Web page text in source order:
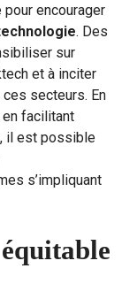
encourager
. Des
sur
et à inciter
secteurs. En
facilitant
il est possible
s’impliquant